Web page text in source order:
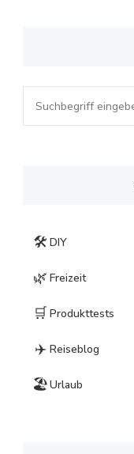
Looking
for
🛠️ DIY
🌿 Freizeit
🛒 Produkttests
✈️ Reiseblog
🏖️Urlaub